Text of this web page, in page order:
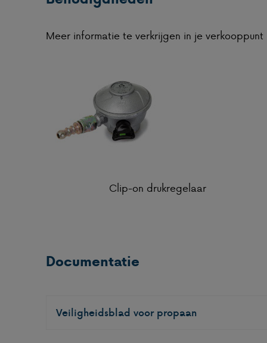
Meer informatie te verkrijgen in je verkooppunt
Clip-on drukregelaar
Documentatie
Veiligheidsblad voor propaan